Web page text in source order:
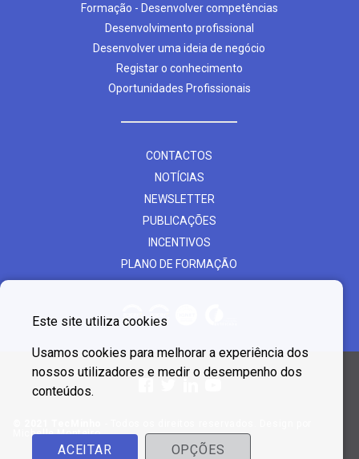
Formação - Desenvolver competências
Desenvolvimento profissional
Desenvolver uma ideia de negócio
Registar o conhecimento
Oportunidades Profissionais
CONTACTOS
NOTÍCIAS
NEWSLETTER
PUBLICAÇÕES
INCENTIVOS
PLANO DE FORMAÇÃO
Michelle Monteiro
Este site utiliza cookies
Usamos cookies para melhorar a experiência dos
nossos utilizadores e medir o desempenho dos
conteúdos.
ACEITAR OPÇÕES